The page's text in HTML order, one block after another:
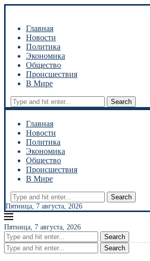
Главная
Новости
Политика
Экономика
Общество
Происшествия
В Мире
Search
Главная
Новости
Политика
Экономика
Общество
Происшествия
В Мире
Search
Пятница, 7 августа, 2026
Пятница, 7 августа, 2026
Search
Search